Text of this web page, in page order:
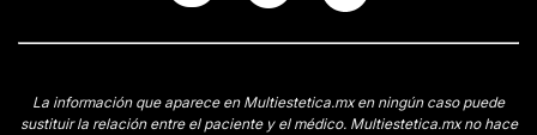
La información que aparece en Multiestetica.mx en ningún caso puede
sustituir la relación entre el paciente y el médico. Multiestetica.mx no hace